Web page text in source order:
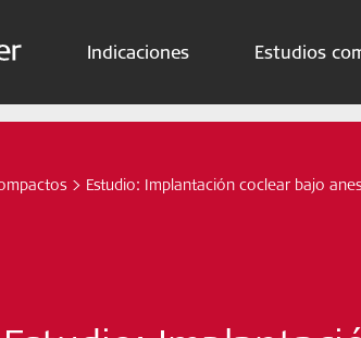
Indicaciones Estudios
> Estudio: Implantación coclear bajo